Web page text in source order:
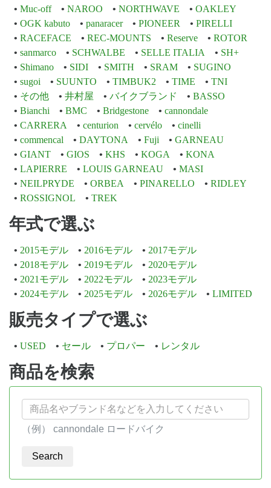
Muc-off
NAROO NORTHWAVE
OAKLEY
OGK kabuto
panaracer PIONEER
PIRELLI
RACEFACE
REC-MOUNTS Reserve
ROTOR
sanmarco
SCHWALBE SELLE ITALIA
SH+
Shimano
SIDI SMITH SRAM
SUGINO
sugoi
SUUNTO TIMBUK2 TIME
TNI
その他
井村屋 バイクブランド
BASSO
Bianchi
BMC Bridgestone
cannondale
CARRERA
centurion cervélo
cinelli
commencal
DAYTONA Fuji
GARNEAU
GIANT
GIOS KHS KOGA
KONA
LAPIERRE
LOUIS GARNEAU
MASI
NEILPRYDE
ORBEA PINARELLO
RIDLEY
ROSSIGNOL
TREK
年式で選ぶ
2015モデル 2016モデル
2017モデル
2018モデル
2019モデル
2020モデル
2021モデル
2022モデル
2023モデル
2024モデル
2025モデル 2026モデル LIMITED
販売タイプで選ぶ
USED セール プロパー レンタル
商品を検索
（例） cannondale ロードバイク